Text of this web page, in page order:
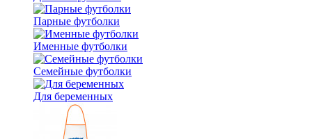
Парные футболки
Именные футболки
Семейные футболки
Для беременных